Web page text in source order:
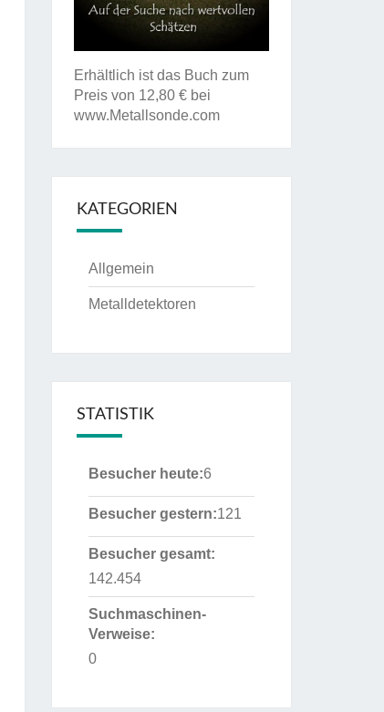
Erhältlich ist das Buch zum
Preis von 12,80 € bei
www.Metallsonde.com
KATEGORIEN
Allgemein
Metalldetektoren
STATISTIK
Besucher heute:6
Besucher gestern:121
Besucher gesamt:
142.454
Suchmaschinen-
Verweise:
0